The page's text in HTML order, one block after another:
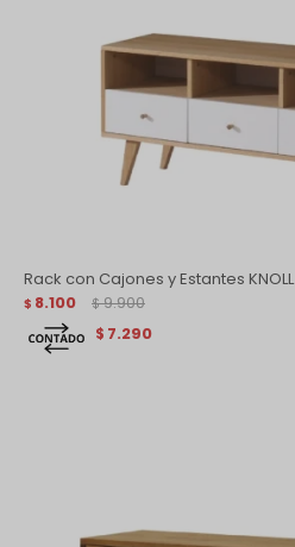
Rack con Cajones y Estantes KNOLL
$ 8.100 $ 9.900
$ 7.290